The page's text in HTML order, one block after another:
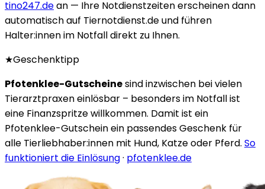
tino247.dean — Ihre Notdienstzeiten erscheinen dann
automatisch auf Tiernotdienst.de und führen
Halter:innen im Notfall direkt zu Ihnen.
★Geschenktipp
Pfotenklee-Gutscheinesind inzwischen bei vielen
Tierarztpraxen einlösbar – besonders im Notfall ist
eine Finanzspritze willkommen. Damit ist ein
Pfotenklee-Gutschein ein passendes Geschenk für
alle Tierliebhaber:innen mit Hund, Katze oder Pferd. So
funktioniert die Einlösung· pfotenklee.de